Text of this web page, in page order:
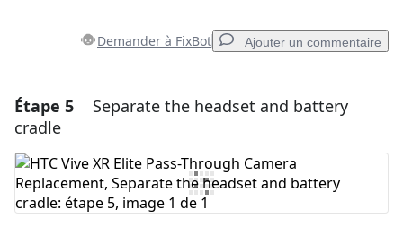
Demander à FixBot Ajouter un commentaire
Ajouter un commentaire
Ajouter un commentaire
Étape 5
Separate the headset and battery
cradle